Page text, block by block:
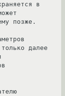
в
позже.
далее